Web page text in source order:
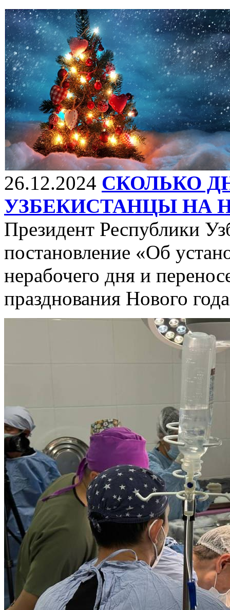
26.12.2024 СКОЛЬКО
УЗБЕКИСТАНЦЫ НА
Президент Республики
постановление «Об
нерабочего дня и
празднования Нового